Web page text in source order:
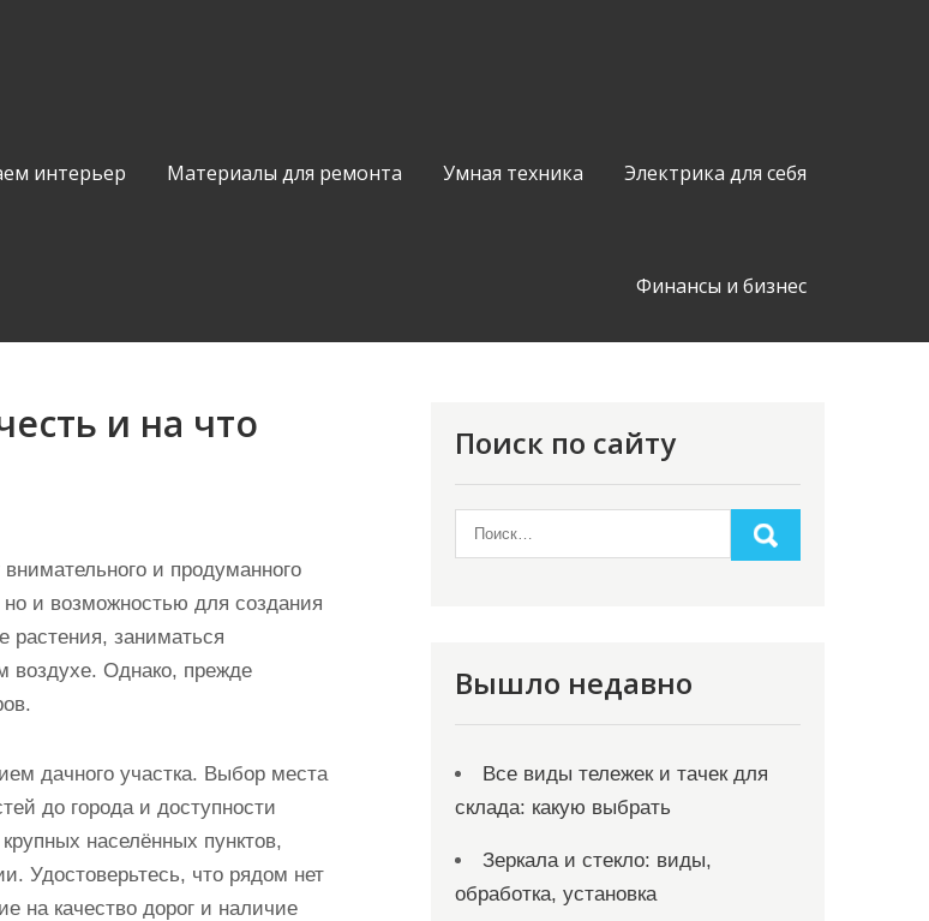
интерьер Материалы для ремонта Умная техника Электрика для себя
Финансы и бизнес
и на что
и продуманного
и возможностью для создания
растения, заниматься
воздухе. Однако, прежде
дачного участка. Выбор места
до города и доступности
населённых пунктов,
Удостоверьтесь, что рядом нет
на качество дорог и наличие
Поиск по сайту
Вышло недавно
Все виды тележек и тачек для
склада: какую выбрать
Зеркала и стекло: виды,
обработка, установка